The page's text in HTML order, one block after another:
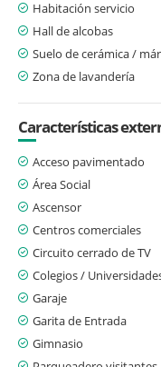
Habitación servicio
Hall de alcobas
Suelo de cerámica /
Zona de lavandería
Características
Acceso pavimentado
Área Social
Ascensor
Centros comerciales
Circuito cerrado de TV
Colegios /
Garaje
Garita de Entrada
Gimnasio